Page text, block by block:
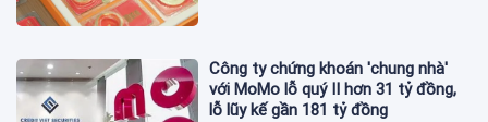
Công ty chứng khoán 'chung nhà'
với MoMo lỗ quý II hơn 31 tỷ đồng,
lỗ lũy kế gần 181 tỷ đồng